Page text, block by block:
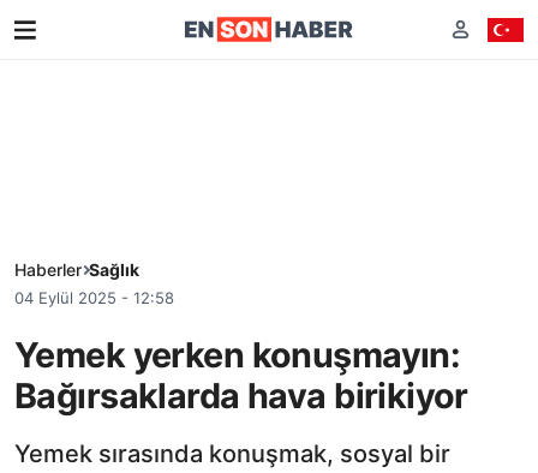
Haberler Sağlık
04 Eylül 2025 - 12:58
Yemek yerken konuşmayın:
Bağırsaklarda hava birikiyor
Yemek sırasında konuşmak, sosyal bir